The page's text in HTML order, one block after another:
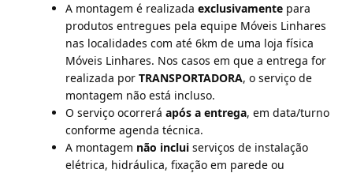
A montagem é realizada exclusivamentepara
produtos entregues pela equipe Móveis Linhares
nas localidades com até 6km de uma loja física
Móveis Linhares. Nos casos em que a entrega for
realizada por TRANSPORTADORA, o serviço de
montagem não está incluso.
O serviço ocorrerá após a entrega, em data/turno
conforme agenda técnica.
A montagem não incluiserviços de instalação
elétrica, hidráulica, fixação em parede ou